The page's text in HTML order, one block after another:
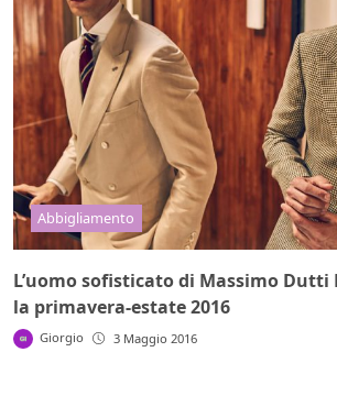
Abbigliamento
L’uomo sofisticato di Massimo Dutti
la primavera-estate 2016
Giorgio 3 Maggio 2016